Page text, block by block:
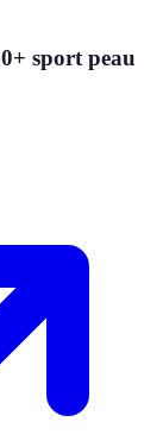
sport peau